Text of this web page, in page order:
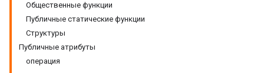
Общественные функции
Публичные статические функции
Структуры
Публичные атрибуты
операция